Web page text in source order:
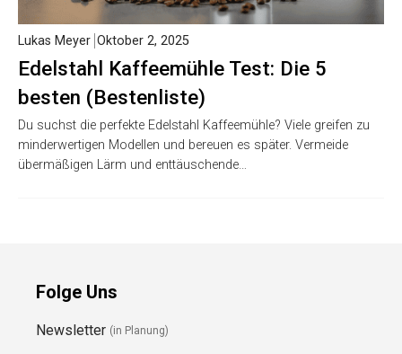
Edelstahl Kaffeemühle Test: Die 5
besten (Bestenliste)
Lukas Meyer Oktober 2, 2025
Du suchst die perfekte Edelstahl Kaffeemühle? Viele greifen zu
minderwertigen Modellen und bereuen es später. Vermeide
übermäßigen Lärm und enttäuschende…
Folge Uns
Newsletter (in Planung)